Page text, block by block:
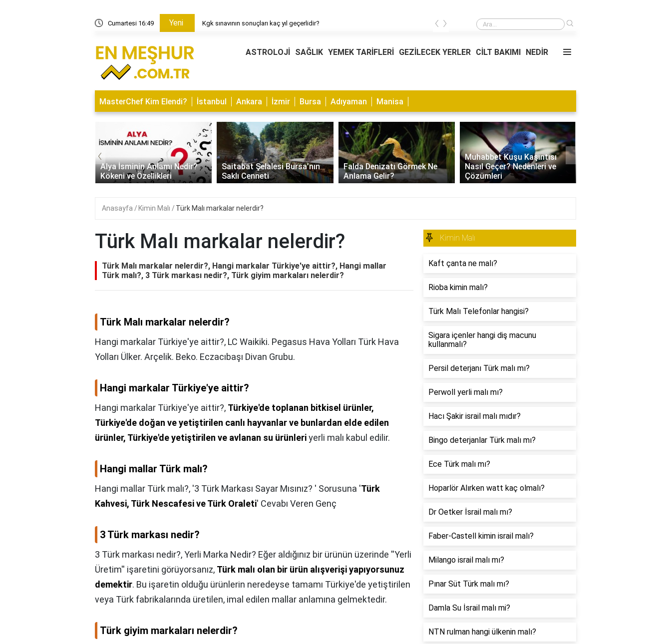
Cumartesi 16:49 Yeni Kgk sınavının sonuçları kaç yıl geçerlidir? Kgk sınavının sonuçları kaç yıl geçerlidir?
‹ ›
ASTROLOJİ SAĞLIK YEMEK TARİFLERİ GEZİLECEK YERLER CİLT BAKIMI NEDİR
MasterChef Kim Elendi? İstanbul Ankara İzmir Bursa Adıyaman Manisa
Saitabat Şelalesi Bursa’nın
Saklı Cenneti
Falda Denizatı Görmek Ne
Anlama Gelir?
Muhabbet Kuşu Kaşıntısı
Nasıl Geçer? Nedenleri ve
Çözümleri
Edamame Nedir? Faydaları,
Tüketimi ve Tarif Önerileri
‹ ›
Anasayfa Kimin Malı Türk Malı markalar nelerdir?
Türk Malı markalar nelerdir?
Türk Malı markalar nelerdir?, Hangi markalar Türkiye'ye aittir?, Hangi mallar
Türk malı?, 3 Türk markası nedir?, Türk giyim markaları nelerdir?
Türk Malı markalar nelerdir?
Hangi markalar Türkiye'ye aittir?, LC Waikiki. Pegasus Hava Yolları Türk Hava
Yolları Ülker. Arçelik. Beko. Eczacıbaşı Divan Grubu.
Hangi markalar Türkiye'ye aittir?
Hangi markalar Türkiye'ye aittir?, Türkiye'de toplanan bitkisel ürünler,
Türkiye'de doğan ve yetiştirilen canlı hayvanlar ve bunlardan elde edilen
ürünler, Türkiye'de yetiştirilen ve avlanan su ürünleriyerli malı kabul edilir.
Hangi mallar Türk malı?
Hangi mallar Türk malı?, '3 Türk Markası Sayar Mısınız? ' Sorusuna 'Türk
Kahvesi, Türk Nescafesi ve Türk Oraleti' Cevabı Veren Genç
3 Türk markası nedir?
3 Türk markası nedir?,Yerli Marka Nedir? Eğer aldığınız bir ürünün üzerinde ''Yerli
Üretim'' işaretini görüyorsanız, Türk malı olan bir ürün alışverişi yapıyorsunuz
demektir. Bu işaretin olduğu ürünlerin neredeyse tamamı Türkiye'de yetiştirilen
veya Türk fabrikalarında üretilen, imal edilen mallar anlamına gelmektedir.
Türk giyim markaları nelerdir?
Kimin Malı
Kaft çanta ne malı?
Rioba kimin malı?
Türk Malı Telefonlar hangisi?
Sigara içenler hangi diş macunu
kullanmalı?
Persil deterjanı Türk malı mı?
Perwoll yerli malı mı?
Hacı Şakir israil malı mıdır?
Bingo deterjanlar Türk malı mı?
Ece Türk malı mı?
Hoparlör Alırken watt kaç olmalı?
Dr Oetker İsrail malı mı?
Faber-Castell kimin israil malı?
Milango israil malı mı?
Pınar Süt Türk malı mı?
Damla Su İsrail malı mi?
NTN rulman hangi ülkenin malı?